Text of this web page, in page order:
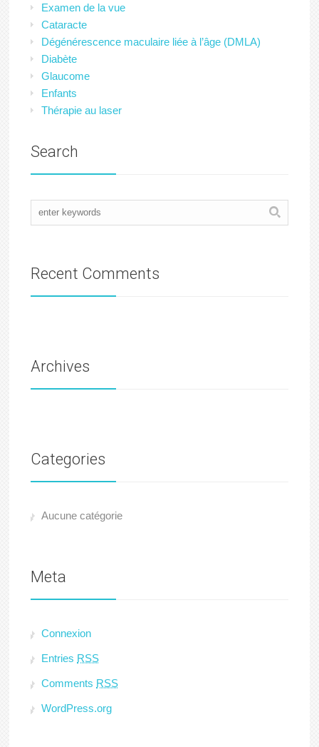
Examen de la vue
Cataracte
Dégénérescence maculaire liée à l’âge (DMLA)
Diabète
Glaucome
Enfants
Thérapie au laser
Search
Recent Comments
Archives
Categories
Aucune catégorie
Meta
Connexion
Entries RSS
Comments RSS
WordPress.org